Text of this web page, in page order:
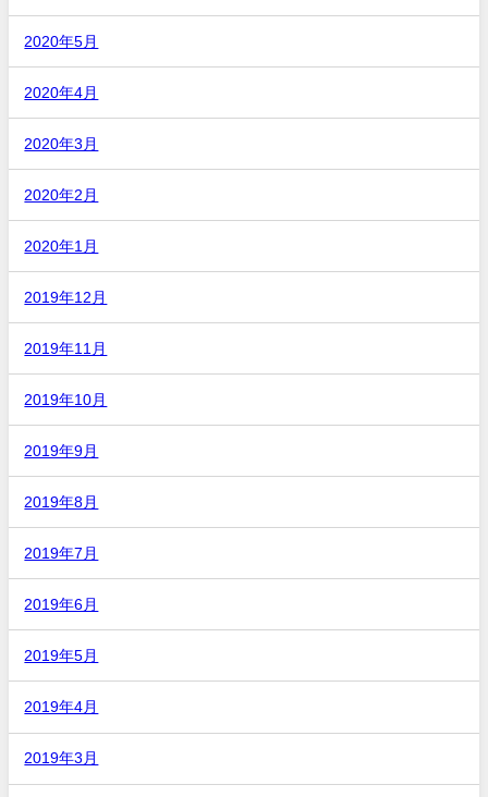
2020年5月
2020年4月
2020年3月
2020年2月
2020年1月
2019年12月
2019年11月
2019年10月
2019年9月
2019年8月
2019年7月
2019年6月
2019年5月
2019年4月
2019年3月